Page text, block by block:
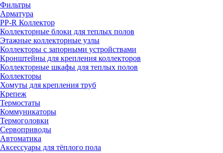
Фильтры
Арматура
PP-R Коллектор
Коллекторные блоки для теплых полов
Этажные коллекторные узлы
Коллекторы с запорными устройствами
Кронштейны для крепления коллекторов
Коллекторные шкафы для теплых полов
Коллекторы
Хомуты для крепления труб
Крепеж
Термостаты
Коммуникаторы
Термоголовки
Сервоприводы
Автоматика
Аксессуары для тёплого пола